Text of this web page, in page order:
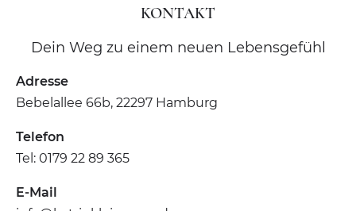
KONTAKT
Dein Weg zu einem neuen Lebensgefühl
Adresse
Bebelallee 66b, 22297 Hamburg
Telefon
Tel: 0179 22 89 365
E-Mail